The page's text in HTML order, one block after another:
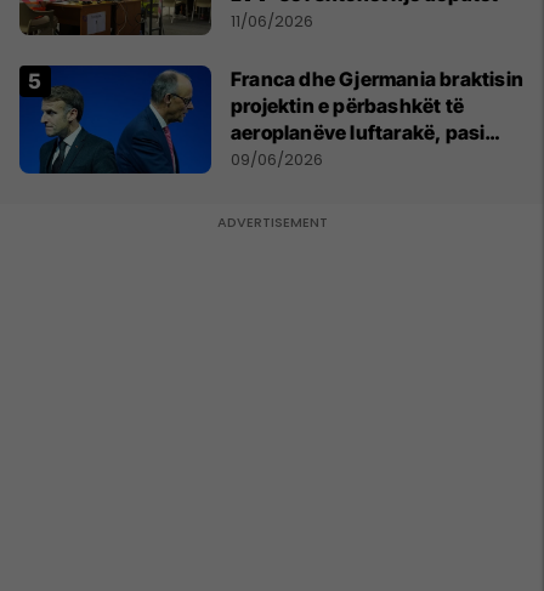
11/06/2026
Franca dhe Gjermania braktisin
projektin e përbashkët të
aeroplanëve luftarakë, pasi
kompanitë nuk arrijnë
09/06/2026